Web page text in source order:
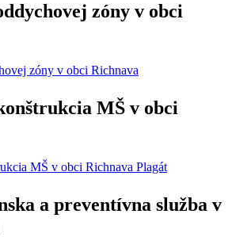
zóny v obci
MŠ v obci
a preventívna služba v